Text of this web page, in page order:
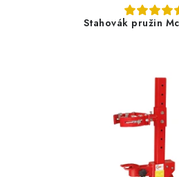
Stahovák pružin